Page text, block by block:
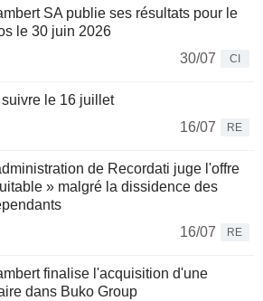
SA publie ses résultats pour le
le 30 juin 2026
30/07
CI
suivre le 16 juillet
16/07
RE
de Recordati juge l'offre
» malgré la dissidence des
16/07
RE
finalise l'acquisition d'une
dans Buko Group